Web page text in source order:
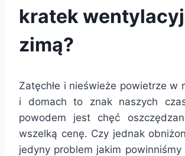
kratek
zimą?
Zatęchłe i nieświeże powietrze w
i domach to znak naszych
powodem jest chęć
wszelką cenę. Czy jednak
jedyny problem jakim